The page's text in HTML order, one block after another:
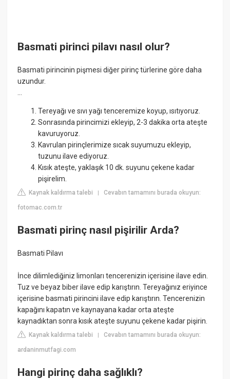
Basmati pirinci pilavı nasıl olur?
Basmati pirincinin pişmesi diğer pirinç türlerine göre daha
uzundur.
...
Tereyağı ve sıvı yağı tenceremize koyup, ısıtıyoruz.
Sonrasında pirincimizi ekleyip, 2-3 dakika orta ateşte
kavuruyoruz.
Kavrulan pirinçlerimize sıcak suyumuzu ekleyip,
tuzunu ilave ediyoruz.
Kısık ateşte, yaklaşık 10 dk. suyunu çekene kadar
pişirelim.
Kaynak kaldırma talebi |Cevabın tamamını burada okuyun:
fotomac.com.tr
Basmati pirinç nasıl pişirilir Arda?
Basmati Pilavı
İnce dilimlediğiniz limonları tencerenizin içerisine ilave edin.
Tuz ve beyaz biber ilave edip karıştırın. Tereyağınız eriyince
içerisine basmati pirincini ilave edip karıştırın. Tencerenizin
kapağını kapatın ve kaynayana kadar orta ateşte
kaynadıktan sonra kısık ateşte suyunu çekene kadar pişirin.
Kaynak kaldırma talebi |Cevabın tamamını burada okuyun:
ardaninmutfagi.com
Hangi pirinç daha sağlıklı?